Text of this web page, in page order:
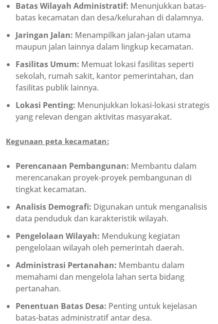
Batas Wilayah Administratif: Menunjukkan batas-
batas kecamatan dan desa/kelurahan di dalamnya.
Jaringan Jalan: Menampilkan jalan-jalan utama
maupun jalan lainnya dalam lingkup kecamatan.
Fasilitas Umum: Memuat lokasi fasilitas seperti
sekolah, rumah sakit, kantor pemerintahan, dan
fasilitas publik lainnya.
Lokasi Penting: Menunjukkan lokasi-lokasi strategis
yang relevan dengan aktivitas masyarakat.
Kegunaan peta kecamatan:
Perencanaan Pembangunan: Membantu dalam
merencanakan proyek-proyek pembangunan di
tingkat kecamatan.
Analisis Demografi: Digunakan untuk menganalisis
data penduduk dan karakteristik wilayah.
Pengelolaan Wilayah: Mendukung kegiatan
pengelolaan wilayah oleh pemerintah daerah.
Administrasi Pertanahan: Membantu dalam
memahami dan mengelola lahan serta bidang
pertanahan.
Penentuan Batas Desa: Penting untuk kejelasan
batas-batas administratif antar desa.